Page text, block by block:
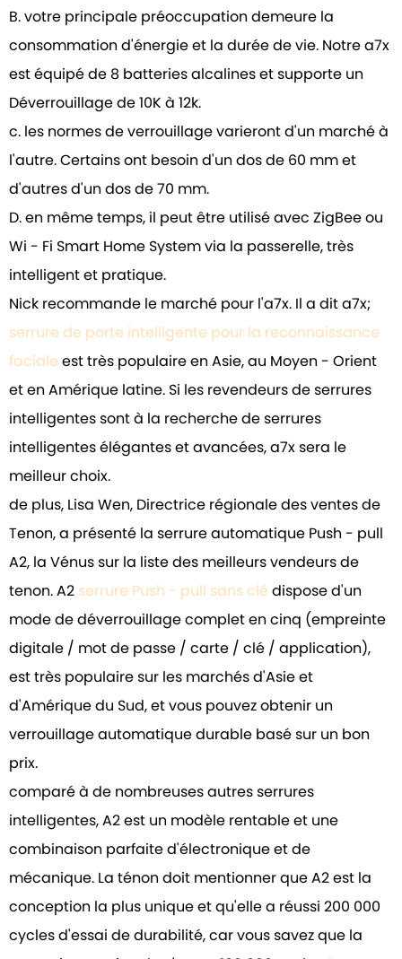
B. votre principale préoccupation demeure la
consommation d'énergie et la durée de vie. Notre a7x
est équipé de 8 batteries alcalines et supporte un
Déverrouillage de 10K à 12k.
c. les normes de verrouillage varieront d'un marché à
l'autre. Certains ont besoin d'un dos de 60 mm et
d'autres d'un dos de 70 mm.
D. en même temps, il peut être utilisé avec ZigBee ou
Wi - Fi Smart Home System via la passerelle, très
intelligent et pratique.
Nick recommande le marché pour l'a7x. Il a dit a7x;
serrure de porte intelligente pour la reconnaissance
faciale est très populaire en Asie, au Moyen - Orient
et en Amérique latine. Si les revendeurs de serrures
intelligentes sont à la recherche de serrures
intelligentes élégantes et avancées, a7x sera le
meilleur choix.
de plus, Lisa Wen, Directrice régionale des ventes de
Tenon, a présenté la serrure automatique Push - pull
A2, la Vénus sur la liste des meilleurs vendeurs de
tenon. A2 serrure Push - pull sans clé dispose d'un
mode de déverrouillage complet en cinq (empreinte
digitale / mot de passe / carte / clé / application),
est très populaire sur les marchés d'Asie et
d'Amérique du Sud, et vous pouvez obtenir un
verrouillage automatique durable basé sur un bon
prix.
comparé à de nombreuses autres serrures
intelligentes, A2 est un modèle rentable et une
combinaison parfaite d'électronique et de
mécanique. La ténon doit mentionner que A2 est la
conception la plus unique et qu'elle a réussi 200 000
cycles d'essai de durabilité, car vous savez que la